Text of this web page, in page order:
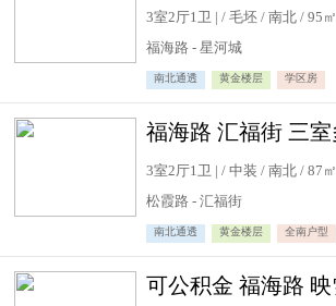
3室2厅1卫 | / 毛坯 / 南北 / 95㎡
福海路 - 星河城
南北通透 黄金楼层 学区房
3室2厅1卫 | / 中装 / 南北 / 87㎡
松霞路 - 汇福街
南北通透 黄金楼层 全南户型